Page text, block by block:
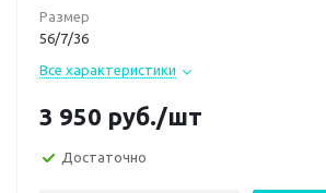
Размер
56/7/36
Все характеристики
3 950 руб./шт
Достаточно